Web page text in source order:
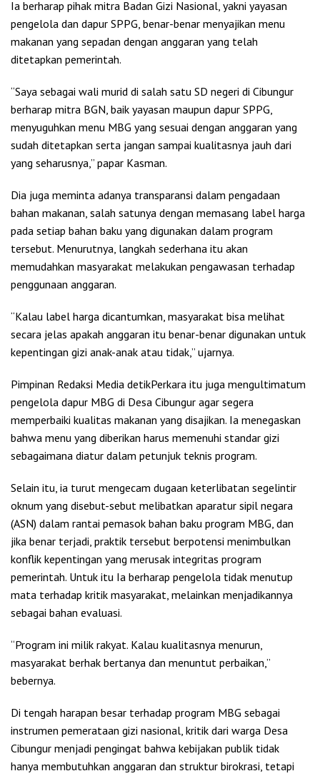
Ia berharap pihak mitra Badan Gizi Nasional, yakni yayasan
pengelola dan dapur SPPG, benar-benar menyajikan menu
makanan yang sepadan dengan anggaran yang telah
ditetapkan pemerintah.
“Saya sebagai wali murid di salah satu SD negeri di Cibungur
berharap mitra BGN, baik yayasan maupun dapur SPPG,
menyuguhkan menu MBG yang sesuai dengan anggaran yang
sudah ditetapkan serta jangan sampai kualitasnya jauh dari
yang seharusnya,” papar Kasman.
Dia juga meminta adanya transparansi dalam pengadaan
bahan makanan, salah satunya dengan memasang label harga
pada setiap bahan baku yang digunakan dalam program
tersebut. Menurutnya, langkah sederhana itu akan
memudahkan masyarakat melakukan pengawasan terhadap
penggunaan anggaran.
“Kalau label harga dicantumkan, masyarakat bisa melihat
secara jelas apakah anggaran itu benar-benar digunakan untuk
kepentingan gizi anak-anak atau tidak,” ujarnya.
Pimpinan Redaksi Media detikPerkara itu juga mengultimatum
pengelola dapur MBG di Desa Cibungur agar segera
memperbaiki kualitas makanan yang disajikan. Ia menegaskan
bahwa menu yang diberikan harus memenuhi standar gizi
sebagaimana diatur dalam petunjuk teknis program.
Selain itu, ia turut mengecam dugaan keterlibatan segelintir
oknum yang disebut-sebut melibatkan aparatur sipil negara
(ASN) dalam rantai pemasok bahan baku program MBG, dan
jika benar terjadi, praktik tersebut berpotensi menimbulkan
konflik kepentingan yang merusak integritas program
pemerintah. Untuk itu Ia berharap pengelola tidak menutup
mata terhadap kritik masyarakat, melainkan menjadikannya
sebagai bahan evaluasi.
“Program ini milik rakyat. Kalau kualitasnya menurun,
masyarakat berhak bertanya dan menuntut perbaikan,”
bebernya.
Di tengah harapan besar terhadap program MBG sebagai
instrumen pemerataan gizi nasional, kritik dari warga Desa
Cibungur menjadi pengingat bahwa kebijakan publik tidak
hanya membutuhkan anggaran dan struktur birokrasi, tetapi